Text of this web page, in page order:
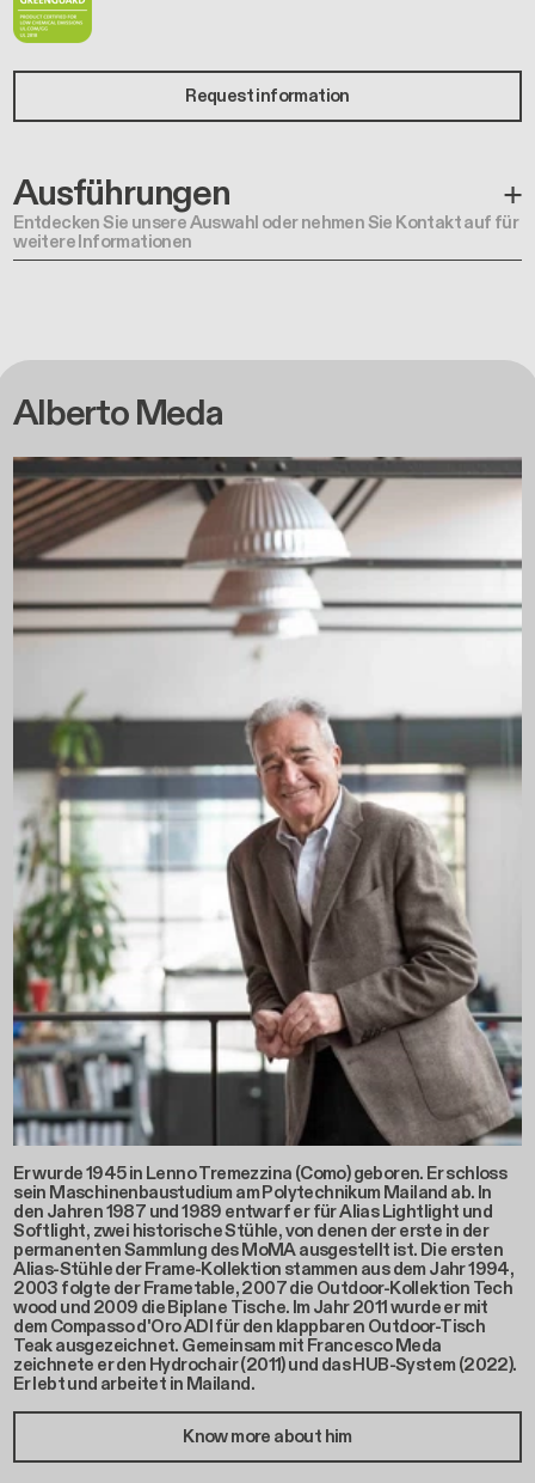
Request information
Ausführungen
Entdecken Sie unsere Auswahl oder nehmen Sie Kontakt auf für
weitere Informationen
Alberto Meda
Er wurde 1945 in Lenno Tremezzina (Como) geboren. Er schloss
sein Maschinenbaustudium am Polytechnikum Mailand ab. In
den Jahren 1987 und 1989 entwarf er für Alias Lightlight und
Softlight, zwei historische Stühle, von denen der erste in der
permanenten Sammlung des MoMA ausgestellt ist. Die ersten
Alias-Stühle der Frame-Kollektion stammen aus dem Jahr 1994,
2003 folgte der Frametable, 2007 die Outdoor-Kollektion Tech
wood und 2009 die Biplane Tische. Im Jahr 2011 wurde er mit
dem Compasso d'Oro ADI für den klappbaren Outdoor-Tisch
Teak ausgezeichnet. Gemeinsam mit Francesco Meda
zeichnete er den Hydrochair (2011) und das HUB-System (2022).
Er lebt und arbeitet in Mailand.
Know more about him